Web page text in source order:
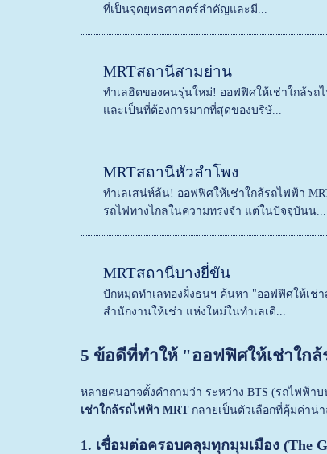
ที่เป็นจุดยุทธศาสตร์สำคัญและมี...
MRTสถานีสามย่าน
ทำเลฮิตของคนรุ่นใหม่! ออฟฟิศให้เช่าใกล้รถ
และเป็นที่ต้องการมากที่สุดของบริษั...
MRTสถานีหัวลำโพง
ทำเลเสน่ห์ล้น! ออฟฟิศให้เช่าใกล้รถไฟฟ้า
รถไฟทางไกลในความทรงจำ แต่ในปัจจุบันน...
MRTสถานีบางยี่ขัน
ปักหมุดทำเลทองฝั่งธนฯ ค้นหา "ออฟฟิศให้เช่
สำนักงานให้เช่า แห่งใหม่ในทำเลเดิ...
5 ข้อดีที่ทำให้ "ออฟฟิศให้เช่าใก
หลายคนอาจตั้งคำถามว่า ระหว่าง BTS (รถไฟฟ้า
เช่าใกล้รถไฟฟ้า MRTกลายเป็นตัวเลือกที่คุ้มค่าน่
1. เชื่อมต่อครอบคลุมทุกมุมเมือง (The